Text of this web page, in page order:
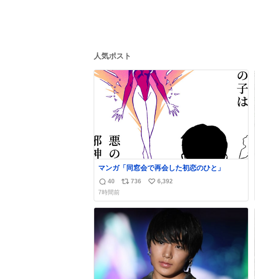
人気ポスト
マンガ「同窓会で再会した初恋のひと」
返
信
数
40
リ
ス
ト
736
い
ね
数
6,392
7時間前